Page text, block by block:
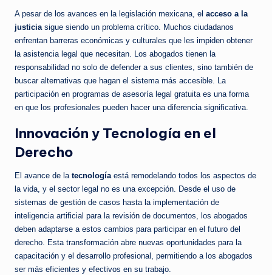
A pesar de los avances en la legislación mexicana, el acceso a la
justiciasigue siendo un problema crítico. Muchos ciudadanos
enfrentan barreras económicas y culturales que les impiden obtener
la asistencia legal que necesitan. Los abogados tienen la
responsabilidad no solo de defender a sus clientes, sino también de
buscar alternativas que hagan el sistema más accesible. La
participación en programas de asesoría legal gratuita es una forma
en que los profesionales pueden hacer una diferencia significativa.
Innovación y Tecnología en el
Derecho
El avance de la tecnologíaestá remodelando todos los aspectos de
la vida, y el sector legal no es una excepción. Desde el uso de
sistemas de gestión de casos hasta la implementación de
inteligencia artificial para la revisión de documentos, los abogados
deben adaptarse a estos cambios para participar en el futuro del
derecho. Esta transformación abre nuevas oportunidades para la
capacitación y el desarrollo profesional, permitiendo a los abogados
ser más eficientes y efectivos en su trabajo.